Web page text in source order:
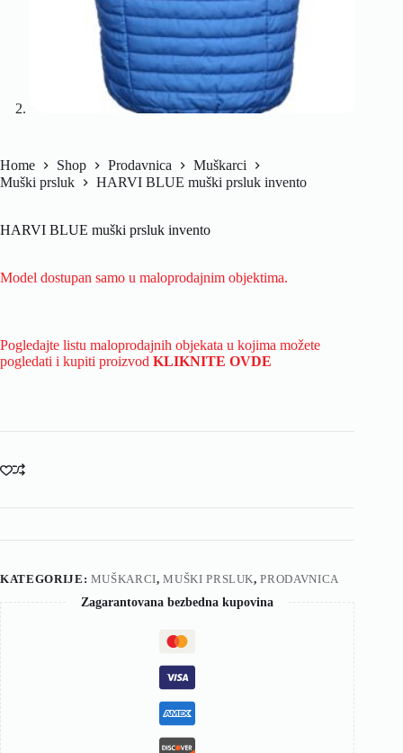
Home Shop Prodavnica
Muškarci
Muški prsluk
HARVI BLUE muški prsluk invento
HARVI BLUE muški prsluk invento
Model dostupan samo u maloprodajnim objektima.
Pogledajte listu maloprodajnih objekata u kojima možete
pogledati i kupiti proizvod KLIKNITE OVDE
KATEGORIJE: MUŠKARCI,MUŠKI PRSLUK,PRODAVNICA
Zagarantovana bezbedna kupovina